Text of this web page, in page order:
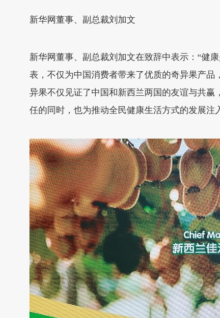
新华网董事、副总裁刘加文
新华网董事、副总裁刘加文在致辞中表示：“健
表，不仅为中国消费者带来了优质的奇异果产
异果不仅见证了中国和新西兰两国的友谊与共
任的同时，也为推动全民健康生活方式的发展注